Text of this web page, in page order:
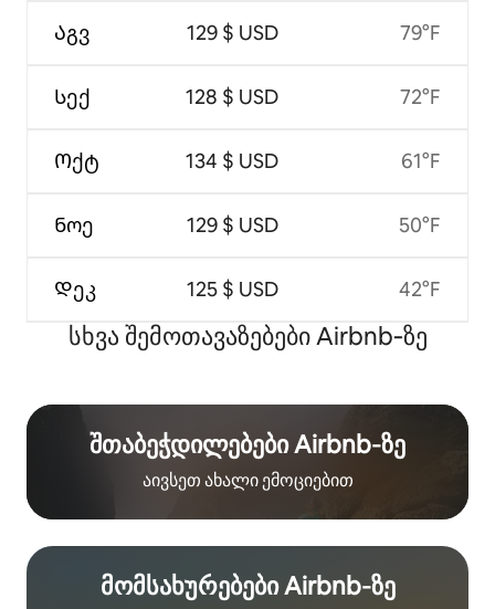
Აგვ
Სექ
Ოქტ
Ნოე
Დეკ
129 $ USD
128 $ USD
134 $ USD
129 $ USD
125 $ USD
79°F
72°F
61°F
50°F
42°F
სხვა შემოთავაზებები Airbnb‑ზე
შთაბეჭდილებები Airbnb‑ზე
აივსეთ ახალი ემოციებით
მომსახურებები Airbnb‑ზე